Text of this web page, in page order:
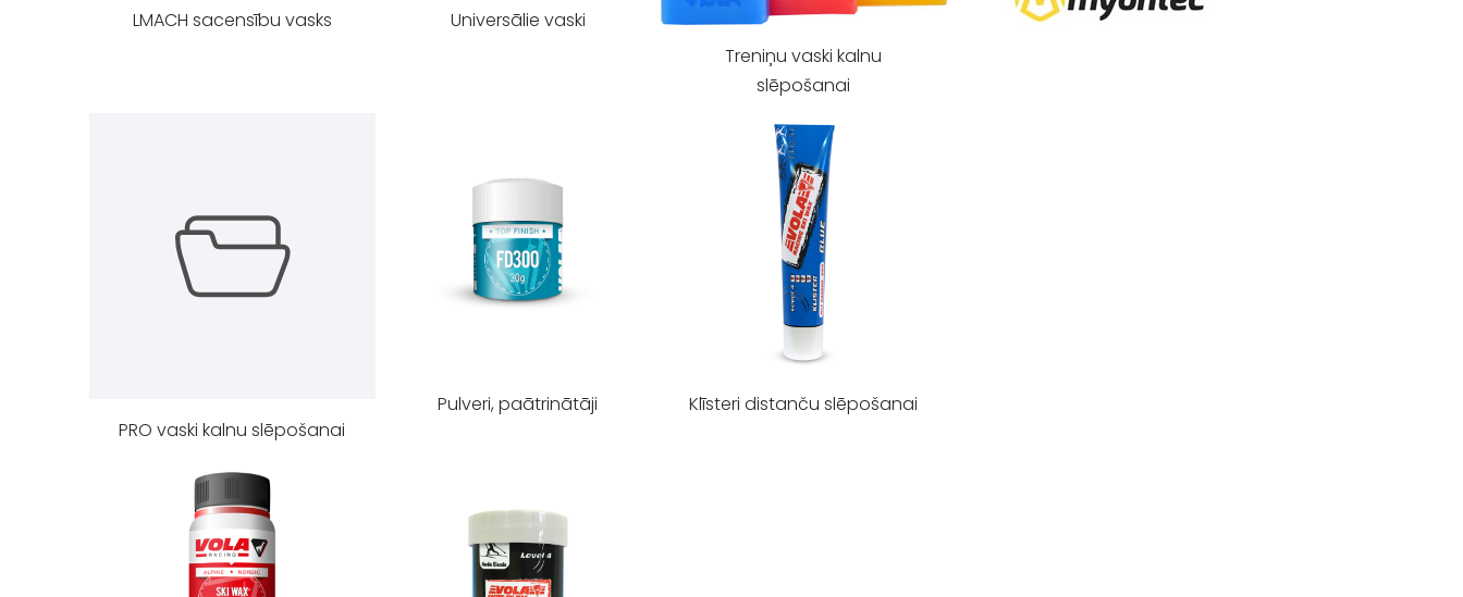
LMACH sacensību vasks
Universālie vaski
Treniņu vaski kalnu
slēpošanai
PRO vaski kalnu slēpošanai
Pulveri, paātrinātāji Klīsteri distanču slēpošanai